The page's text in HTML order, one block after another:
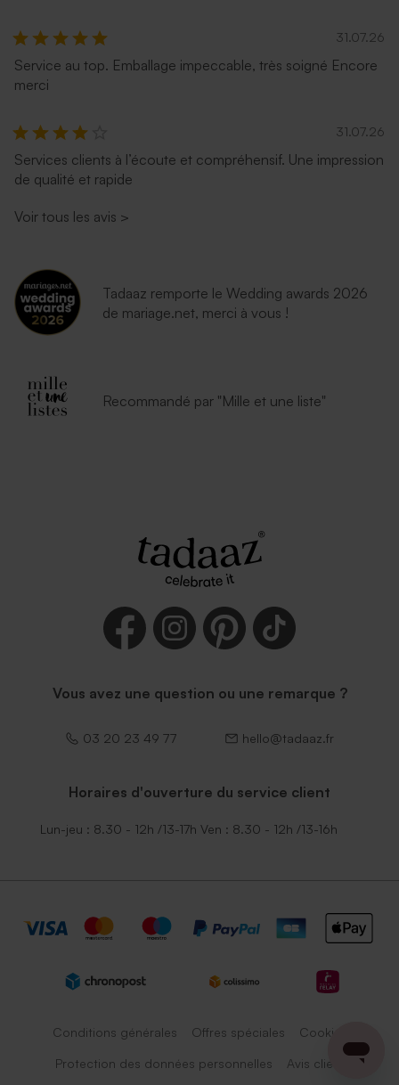
31.07.26
Service au top. Emballage impeccable, très soigné Encore
merci
31.07.26
Services clients à l’écoute et compréhensif. Une impression
de qualité et rapide
Voir tous les avis >
Tadaaz remporte le Wedding awards 2026
de mariage.net, merci à vous !
Recommandé par "Mille et une liste"
Vous avez une question ou une remarque ?
03 20 23 49 77 hello@tadaaz.fr
Horaires d'ouverture du service client
Lun-jeu : 8.30 - 12h /13-17h Ven : 8.30 - 12h /13-16h
Conditions générales Offres spéciales Cookies
Protection des données personnelles Avis client